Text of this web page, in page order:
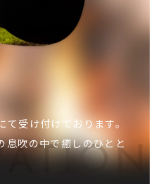
受け付けております。
息吹の中で癒しのひとと